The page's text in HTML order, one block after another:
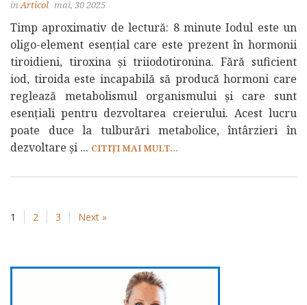
inArticol mai, 30 2025
Timp aproximativ de lectură: 8 minute Iodul este un
oligo-element esențial care este prezent în hormonii
tiroidieni, tiroxina și triiodotironina. Fără suficient
iod, tiroida este incapabilă să producă hormoni care
reglează metabolismul organismului și care sunt
esențiali pentru dezvoltarea creierului. Acest lucru
poate duce la tulburări metabolice, întârzieri în
dezvoltare și ... CITIȚI MAI MULT...
1 2 3 Next »